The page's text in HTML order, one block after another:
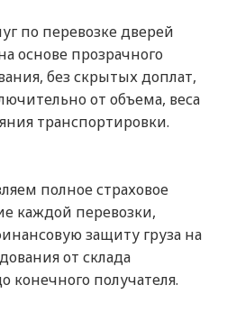
по перевозке дверей
основе прозрачного
без скрытых доплат,
от объема, веса
транспортировки.
полное страховое
каждой перевозки,
защиту груза на
от склада
конечного получателя.